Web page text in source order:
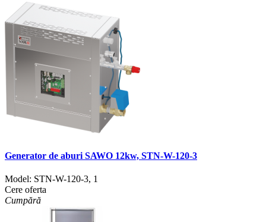
Generator de aburi SAWO 12kw, STN-W-120-3
Model: STN-W-120-3, 1
Cere oferta
Cumpără